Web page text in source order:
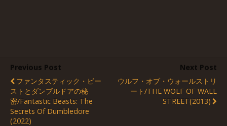
Previous Post
ファンタスティック・ビー
ストとダンブルドアの秘
密/Fantastic Beasts: The
Secrets Of Dumbledore
(2022)
Next Post
ウルフ・オブ・ウォールストリ
ート/THE WOLF OF WALL
STREET(2013)